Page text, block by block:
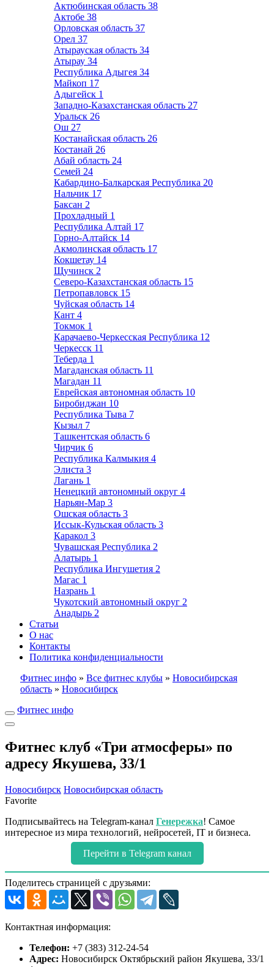
Актюбинская область 38
Актобе 38
Орловская область 37
Орел 37
Атырауская область 34
Атырау 34
Республика Адыгея 34
Майкоп 17
Адыгейск 1
Западно-Казахстанская область 27
Уральск 26
Ош 27
Костанайская область 26
Костанай 26
Абай область 24
Семей 24
Кабардино-Балкарская Республика 20
Нальчик 17
Баксан 2
Прохладный 1
Республика Алтай 17
Горно-Алтайск 14
Акмолинская область 17
Кокшетау 14
Щучинск 2
Северо-Казахстанская область 15
Петропавловск 15
Чуйская область 14
Кант 4
Токмок 1
Карачаево-Черкесская Республика 12
Черкесск 11
Теберда 1
Магаданская область 11
Магадан 11
Еврейская автономная область 10
Биробиджан 10
Республика Тыва 7
Кызыл 7
Ташкентская область 6
Чирчик 6
Республика Калмыкия 4
Элиста 3
Лагань 1
Ненецкий автономный округ 4
Нарьян-Мар 3
Ошская область 3
Иссык-Кульская область 3
Каракол 3
Чувашская Республика 2
Алатырь 1
Республика Ингушетия 2
Магас 1
Назрань 1
Чукотский автономный округ 2
Анадырь 2
Статьи
О нас
Контакты
Политика конфиденциальности
Фитнес инфо » Все фитнес клубы » Новосибирская
область » Новосибирск
Фитнес инфо
Фитнес клуб «Три атмосферы» по
адресу Якушева, 33/1
Новосибирск Новосибирская область
Favorite
Подписывайтесь на Telegram-канал Генережка! Самое
интересное из мира технологий, нейросетей, IT и бизнеса.
Перейти в Telegram канал
Поделитесь страницей с друзьями:
Контактная информация:
Телефон: +7 (383) 312-24-54
Адрес: Новосибирск Октябрьский район Якушева, 33/1